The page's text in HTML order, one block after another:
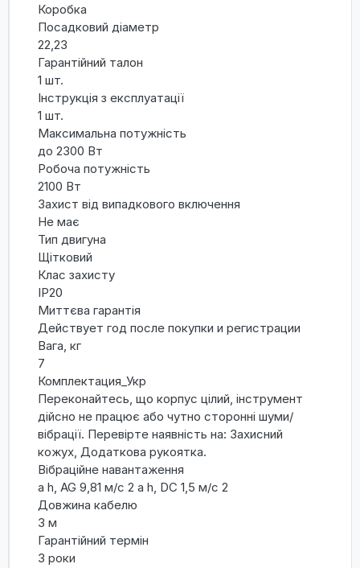
Коробка
Посадковий діаметр
22,23
Гарантійний талон
1 шт.
Інструкція з експлуатації
1 шт.
Максимальна потужність
до 2300 Вт
Робоча потужність
2100 Вт
Захист від випадкового включення
Не має
Тип двигуна
Щітковий
Клас захисту
IP20
Миттєва гарантія
Действует год после покупки и регистрации
Вага, кг
7
Комплектация_Укр
Переконайтесь, що корпус цілий, інструмент
дійсно не працює або чутно сторонні шуми/
вібрації. Перевірте наявність на: Захисний
кожух, Додаткова рукоятка.
Вібраційне навантаження
a h, AG 9,81 м/с 2 a h, DC 1,5 м/с 2
Довжина кабелю
3 м
Гарантійний термін
3 роки